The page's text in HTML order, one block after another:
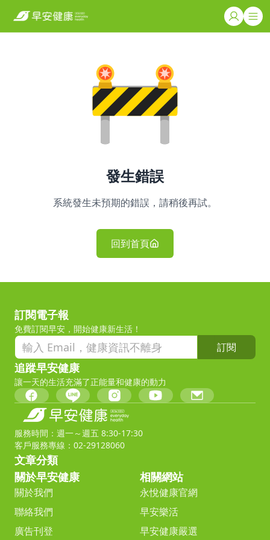
發生錯誤
系統發生未預期的錯誤，請稍後再試。
回到首頁
訂閱電子報
免費訂閱早安，開始健康新生活！
訂閱
追蹤早安健康
讓一天的生活充滿了正能量和健康的動力
服務時間：週一～週五 8:30-17:30
客戶服務專線：02-29128060
文章分類
關於早安健康
關於我們
聯絡我們
廣告刊登
相關網站
永悅健康官網
早安樂活
早安健康嚴選